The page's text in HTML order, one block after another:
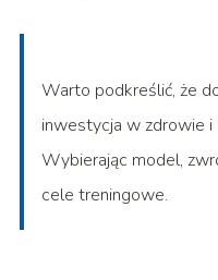
Warto podkreślić, że
inwestycja w zdrowie i
Wybierając model,
cele treningowe.